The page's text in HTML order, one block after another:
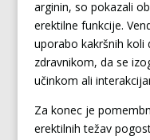
arginin, so pokazali
erektilne funkcije.
uporabo kakršnih
zdravnikom, da se
učinkom ali
Za konec je
erektilnih težav